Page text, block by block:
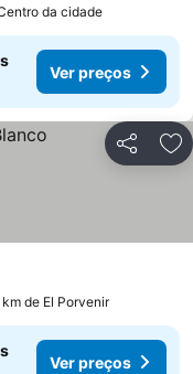
da cidade
Ver preços
Partilhar
de El Porvenir
Ver preços